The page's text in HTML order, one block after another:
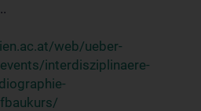
web/ueber-
interdisziplinaere-